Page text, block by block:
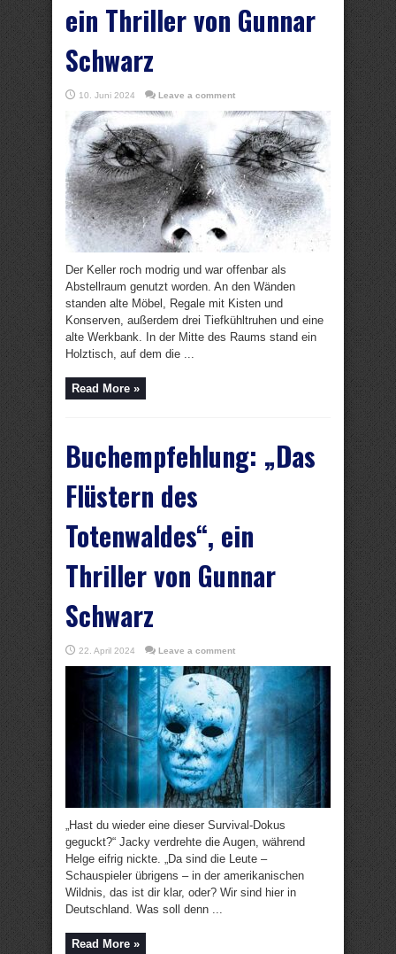
ein Thriller von Gunnar
Schwarz
10. Juni 2024 Leave a comment
Der Keller roch modrig und war offenbar als
Abstellraum genutzt worden. An den Wänden
standen alte Möbel, Regale mit Kisten und
Konserven, außerdem drei Tiefkühltruhen und eine
alte Werkbank. In der Mitte des Raums stand ein
Holztisch, auf dem die ...
Read More »
Buchempfehlung: „Das
Flüstern des
Totenwaldes“, ein
Thriller von Gunnar
Schwarz
22. April 2024 Leave a comment
„Hast du wieder eine dieser Survival-Dokus
geguckt?“ Jacky verdrehte die Augen, während
Helge eifrig nickte. „Da sind die Leute –
Schauspieler übrigens – in der amerikanischen
Wildnis, das ist dir klar, oder? Wir sind hier in
Deutschland. Was soll denn ...
Read More »